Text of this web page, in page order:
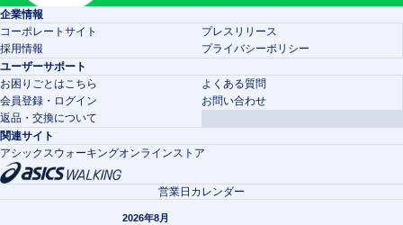
企業情報
コーポレートサイト
プレスリリース
採用情報
プライバシーポリシー
ユーザーサポート
お困りごとはこちら
よくある質問
会員登録・ログイン
お問い合わせ
返品・交換について
関連サイト
アシックスウォーキングオンラインストア
営業日カレンダー
2026年8月